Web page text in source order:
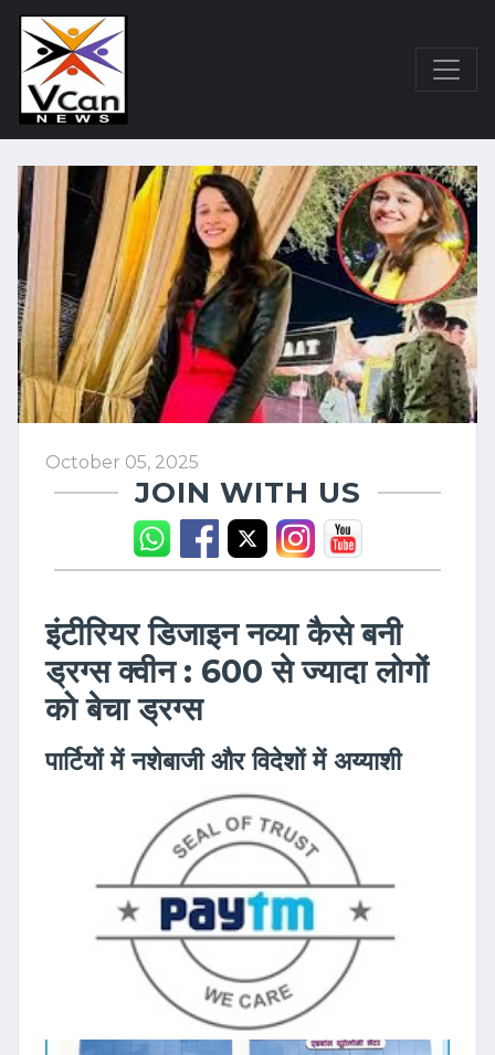
October 05, 2025
JOIN WITH US
इंटीरियर डिजाइन नव्या कैसे बनी
ड्रग्स क्वीन : 600 से ज्यादा लोगों
को बेचा ड्रग्स
पार्टियों में नशेबाजी और विदेशों में अय्याशी